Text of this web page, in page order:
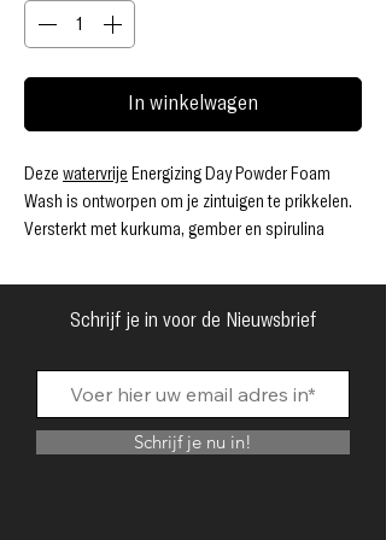
In winkelwagen
Deze watervrije Energizing Day Powder Foam
Wash is ontworpen om je zintuigen te prikkelen.
Versterkt met kurkuma, gember en spirulina
kalmerende eigenschappen. Doordrenkt met
etherische olie van citroengras voor zijn pittige,
dag verkwikt met deze Energy Booster. Je huid
voelt fris en gehydrateerd aan. Precies zoals de
natuur het bedoeld heeft.
Schrijf je in voor de Nieuwsbrief
Schrijf je nu in!